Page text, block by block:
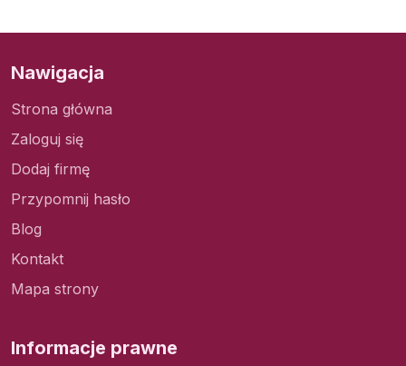
Nawigacja
Strona główna
Zaloguj się
Dodaj firmę
Przypomnij hasło
Blog
Kontakt
Mapa strony
Informacje prawne